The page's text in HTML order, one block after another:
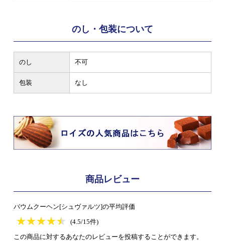
のし・包装について
のし 不可
包装 なし
商品レビュー
バウムクーヘン[シュヴァルツ]の平均評価
★★★★★
★★★★★
(4.5/15件)
この商品に対するあなたのレビューを投稿することができます。